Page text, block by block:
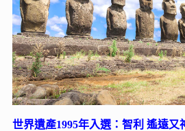
世界遺產1995年入選：智利 遙遠又